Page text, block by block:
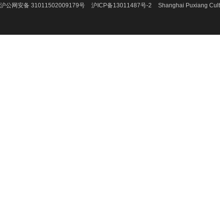
沪公网安备 31011502009179号 沪ICP备13011487号-2 Shanghai Puxiang